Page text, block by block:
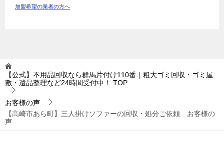
加盟希望の業者の方へ
【公式】不用品回収なら群馬片付け110番｜粗大ゴミ回収・ゴミ屋
敷・遺品整理など24時間受付中！
TOP
お客様の声
【高崎市あら町】三人掛けソファーの回収・処分ご依頼 お客様の
声